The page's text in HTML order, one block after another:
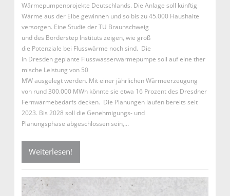
Wärmepumpenprojekte Deutschlands. Die Anlage soll künftig
Wärme aus der Elbe gewinnen und so bis zu 45.000 Haushalte
versorgen. Eine Studie der TU Braunschweig
und des Borderstep Instituts zeigen, wie groß
die Potenziale bei Flusswärme noch sind. Die
in Dresden geplante Flusswasserwärmepumpe soll auf eine ther
mische Leistung von 50
MW ausgelegt werden. Mit einer jährlichen Wärmeerzeugung
von rund 300.000 MWh könnte sie etwa 16 Prozent des Dresdner
Fernwärmebedarfs decken. Die Planungen laufen bereits seit
2023. Bis 2028 soll die Genehmigungs- und
Planungsphase abgeschlossen sein,…
Weiterlesen!